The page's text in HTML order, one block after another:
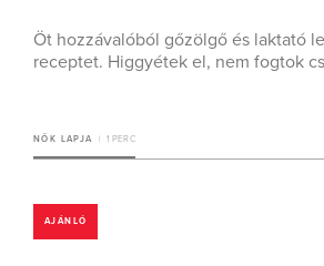
Öt hozzávalóból gőzölgő és laktató
receptet. Higgyétek el, nem fogtok
NŐK LAPJA 1 PERC
AJÁNLÓ